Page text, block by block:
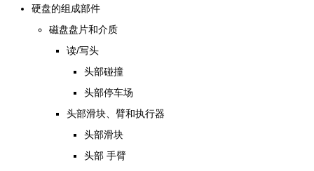
硬盘的组成部件
磁盘盘片和介质
读/写头
头部碰撞
头部停车场
头部滑块、臂和执行器
头部滑块
头部 手臂